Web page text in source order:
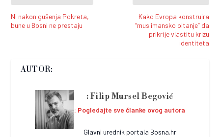
Ni nakon gušenja Pokreta,
bune u Bosni ne prestaju
Kako Evropa konstruira
“muslimansko pitanje” da
prikrije vlastitu krizu
identiteta
AUTOR:
Filip Mursel Begović
Pogledajte sve članke ovog autora
Glavni urednik portala Bosna.hr